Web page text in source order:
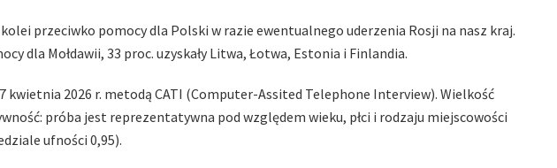
przeciwko pomocy dla Polski w razie ewentualnego uderzenia Rosji na nasz kraj.
dla Mołdawii, 33 proc. uzyskały Litwa, Łotwa, Estonia i Finlandia.
kwietnia 2026 r. metodą CATI (Computer-Assited Telephone Interview). Wielkość
próba jest reprezentatywna pod względem wieku, płci i rodzaju miejscowości
ufności 0,95).